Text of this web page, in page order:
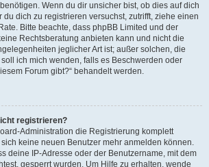
Wenn du dir unsicher bist, ob dies auf dich
du dich zu registrieren versuchst, zutrifft, ziehe einen
Bitte beachte, dass phpBB Limited und der
Rechtsberatung anbieten kann und nicht die
jeglicher Art ist; außer solchen, die
ich mich wenden, falls es Beschwerden oder
Forum gibt?“ behandelt werden.
registrieren?
Administration die Registrierung komplett
keine neuen Benutzer mehr anmelden können.
deine IP-Adresse oder der Benutzername, mit dem
gesperrt wurden. Um Hilfe zu erhalten, wende